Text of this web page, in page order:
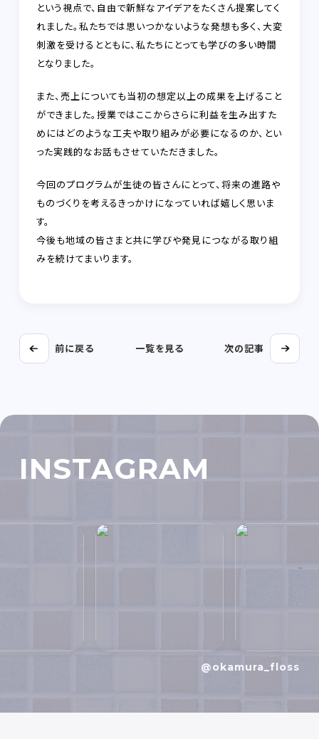
という視点で、自由で新鮮なアイデアをたくさん提案してく
れました。私たちでは思いつかないような発想も多く、大変
刺激を受けるとともに、私たちにとっても学びの多い時間
となりました。
また、売上についても当初の想定以上の成果を上げること
ができました。授業ではここからさらに利益を生み出すた
めにはどのような工夫や取り組みが必要になるのか、とい
った実践的なお話もさせていただきました。
今回のプログラムが生徒の皆さんにとって、将来の進路や
ものづくりを考えるきっかけになっていれば嬉しく思いま
す。
今後も地域の皆さまと共に学びや発見につながる取り組
みを続けてまいります。
前に戻る 一覧を見る 次の記事
INSTAGRAM
@okamura_floss